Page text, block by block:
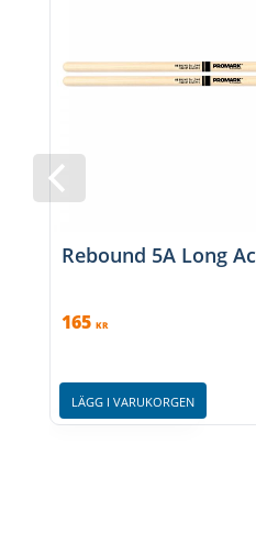
Rebound 5A Long
165 KR
LÄGG I VARUKORGEN